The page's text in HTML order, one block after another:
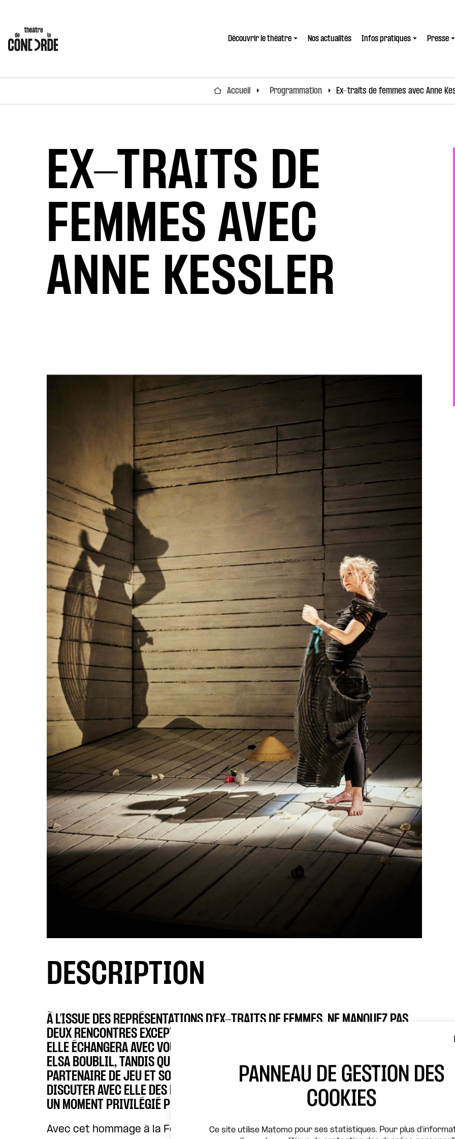
Découvrir le théatre Nos actualités Infos pratiques Presse
Accueil Programmation Ex-traits de femmes avec Anne
EX-TRAITS DE
FEMMES AVEC
ANNE KESSLER
DESCRIPTION
À L’ISSUE DES REPRÉSENTATIONS D’EX-TRAITS DE FEMMES, NE MANQUEZ PAS
DEUX RENCONTRES EXCEPTIONNELLES AVEC ANNE KESSLER. LE DIMANCHE 9,
ELLE ÉCHANGERA AVEC VOUS SUR SON TRAVAIL ET SES INSPIRATIONS AVEC
ELSA BOUBLIL, TANDIS QUE LE MARDI 11, PHILIPPE TORRETON, ANCIEN
PARTENAIRE DE JEU ET SOCIÉTAIRE DE LA COMÉDIE-FRANÇAISE, VIENDRA
DISCUTER AVEC ELLE DES FIGURES FÉMININES QU’ELLE INCARNE SUR SCÈNE.
UN MOMENT PRIVILÉGIÉ POUR PROLONGER L’ÉMOTION DU SPECTACLE !
Avec cet hommage à la Femme, Anne Kessler, sociétaire honoraire de la
PANNEAU DE GESTION DES
COOKIES
Ce site utilise Matomo pour ses statistiques. Pour plus